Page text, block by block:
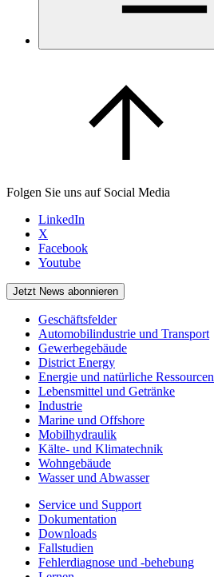
Folgen Sie uns auf Social Media
LinkedIn
X
Facebook
Youtube
Jetzt News abonnieren
Geschäftsfelder
Automobilindustrie und Transport
Gewerbegebäude
District Energy
Energie und natürliche Ressourcen
Lebensmittel und Getränke
Industrie
Marine und Offshore
Mobilhydraulik
Kälte- und Klimatechnik
Wohngebäude
Wasser und Abwasser
Service und Support
Dokumentation
Downloads
Fallstudien
Fehlerdiagnose und -behebung